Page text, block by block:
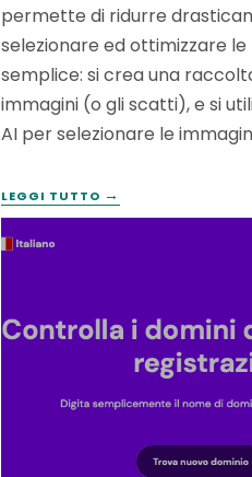
permette di ridurre
selezionare ed ottimizzare
semplice: si crea una
immagini (o gli scatti), e si
AI per selezionare le
LEGGI TUTTO →